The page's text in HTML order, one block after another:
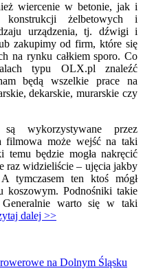
wiercenie w betonie, jak i
konstrukcji żelbetowych i
urządzenia, tj. dźwigi i
zakupimy od firm, które się
na rynku całkiem sporo. Co
typu OLX.pl znaleźć
będą wszelkie prace na
dekarskie, murarskie czy
wykorzystywane przez
filmowa może wejść na taki
będzie mogła nakręcić
raz widzieliście – ujęcia jakby
tymczasem ten ktoś mógł
koszowym. Podnośniki takie
warto się w taki
dalej >>
na Dolnym Śląsku